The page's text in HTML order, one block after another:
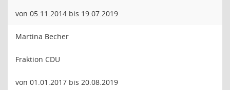
von 05.11.2014 bis 19.07.2019
Martina Becher
Fraktion CDU
von 01.01.2017 bis 20.08.2019